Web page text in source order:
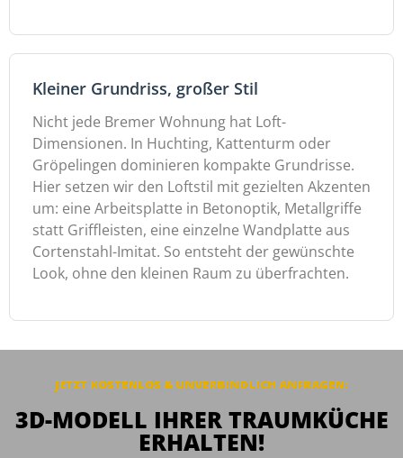
Kleiner Grundriss, großer Stil
Nicht jede Bremer Wohnung hat Loft-
Dimensionen. In Huchting, Kattenturm oder
Gröpelingen dominieren kompakte Grundrisse.
Hier setzen wir den Loftstil mit gezielten Akzenten
um: eine Arbeitsplatte in Betonoptik, Metallgriffe
statt Griffleisten, eine einzelne Wandplatte aus
Cortenstahl-Imitat. So entsteht der gewünschte
Look, ohne den kleinen Raum zu überfrachten.
JETZT KOSTENLOS & UNVERBINDLICH ANFRAGEN:
3D-MODELL IHRER TRAUMKÜCHE
ERHALTEN!